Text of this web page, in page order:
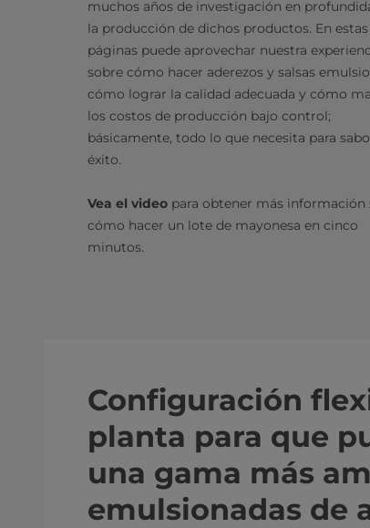
muchos años de investigación en
la producción de dichos productos. En estas
páginas puede aprovechar nuestra
sobre cómo hacer aderezos y salsas
cómo lograr la calidad adecuada y cómo
los costos de producción bajo control;
básicamente, todo lo que necesita para
éxito.
Vea el video para obtener más información
cómo hacer un lote de mayonesa en cinco
minutos.
Configuración
planta para que
una gama más
emulsionadas de